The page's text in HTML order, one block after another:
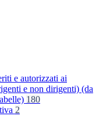
e autorizzati ai
e non dirigenti) (da
180
2